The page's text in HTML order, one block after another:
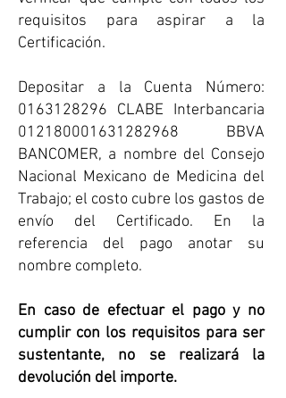
requisitos para aspirar a la
Certificación.
Depositar a la Cuenta Número:
0163128296 CLABE Interbancaria
012180001631282968 BBVA
BANCOMER, a nombre del Consejo
Nacional Mexicano de Medicina del
Trabajo; el costo cubre los gastos de
envío del Certificado. En la
referencia del pago anotar su
nombre completo.
En caso de efectuar el pago y no
cumplir con los requisitos para ser
sustentante, no se realizará la
devolución del importe.